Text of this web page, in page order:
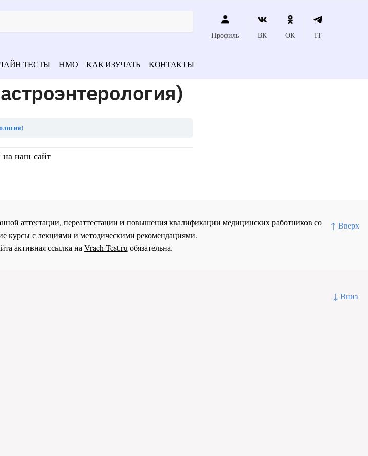
↑ Вверх
↓ Вниз
Профиль ВК ОК ТГ
ТЕСТЫ НМО КАК ИЗУЧАТЬ КОНТАКТЫ
на наш сайт
аттестации, переаттестации и повышения квалификации медицинских работников со
курсы с лекциями и методическими рекомендациями.
активная ссылка на Vrach-Test.ru обязательна.